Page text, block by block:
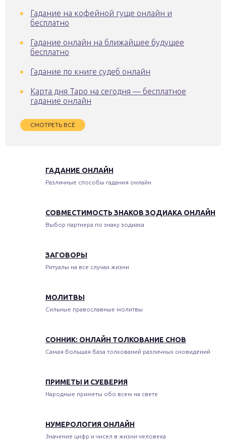
Гадание на кофейной гуще онлайн и
бесплатно
Гадание онлайн на ближайшее будущее
бесплатно
Гадание по книге судеб онлайн
Карта дня Таро на сегодня — бесплатное
гадание онлайн
СМОТРЕТЬ ВСЁ
ГАДАНИЕ ОНЛАЙН
Различные способы гадания онлайн
СОВМЕСТИМОСТЬ ЗНАКОВ ЗОДИАКА ОНЛАЙН
Выбор партнера по знаку зодиака
ЗАГОВОРЫ
Ритуалы на все случаи жизни
МОЛИТВЫ
Сильные православные молитвы
СОННИК: ОНЛАЙН ТОЛКОВАНИЕ СНОВ
Самая большая база толкований различных сновидений
ПРИМЕТЫ И СУЕВЕРИЯ
Народные приметы обо всем на свете
НУМЕРОЛОГИЯ ОНЛАЙН
Значение цифр и чисел в жизни человека